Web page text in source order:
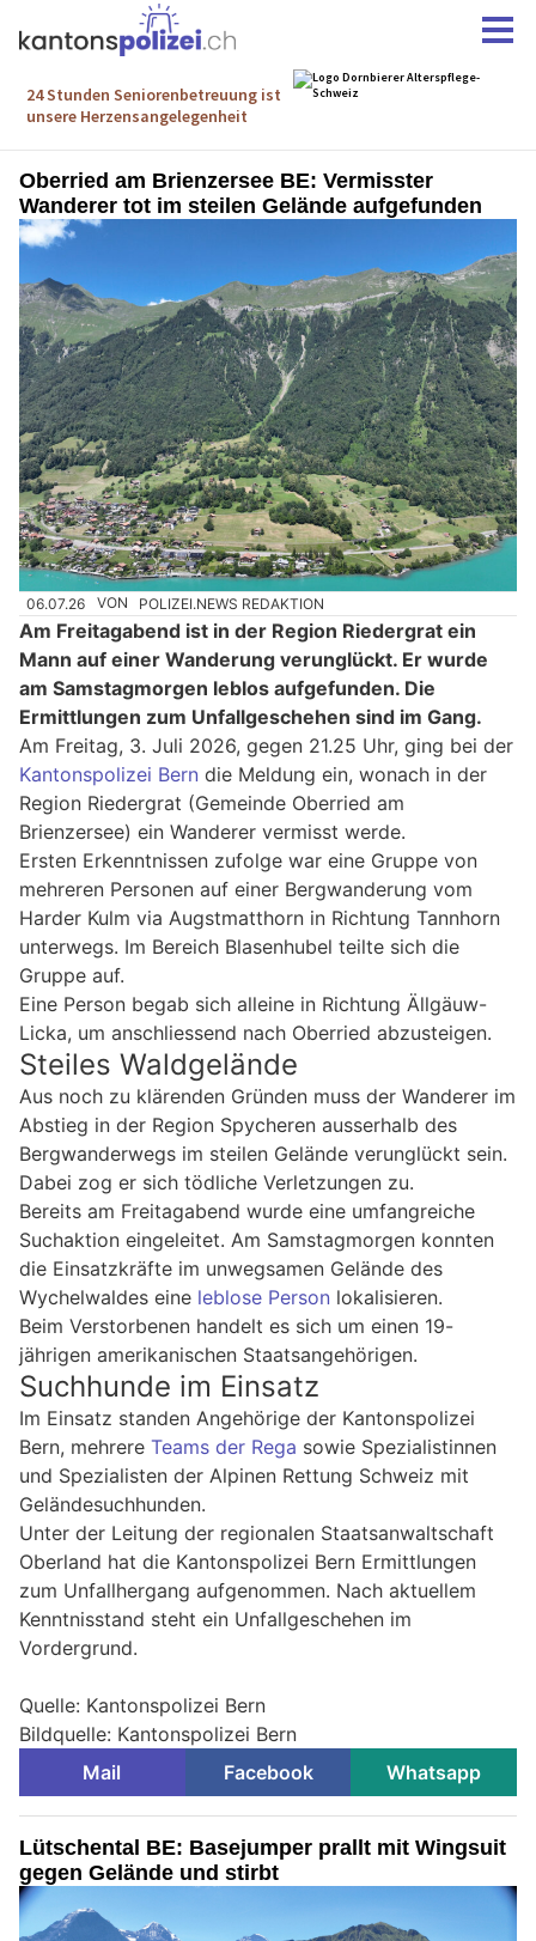
Oberried am Brienzersee BE: Vermisster
Wanderer tot im steilen Gelände aufgefunden
06.07.26 VON POLIZEI.NEWS REDAKTION
Am Freitagabend ist in der Region Riedergrat ein
Mann auf einer Wanderung verunglückt. Er wurde
am Samstagmorgen leblos aufgefunden. Die
Ermittlungen zum Unfallgeschehen sind im Gang.
Am Freitag, 3. Juli 2026, gegen 21.25 Uhr, ging bei der
Kantonspolizei Bern die Meldung ein, wonach in der
Region Riedergrat (Gemeinde Oberried am
Brienzersee) ein Wanderer vermisst werde.
Ersten Erkenntnissen zufolge war eine Gruppe von
mehreren Personen auf einer Bergwanderung vom
Harder Kulm via Augstmatthorn in Richtung Tannhorn
unterwegs. Im Bereich Blasenhubel teilte sich die
Gruppe auf.
Eine Person begab sich alleine in Richtung Ällgäuw-
Licka, um anschliessend nach Oberried abzusteigen.
Steiles Waldgelände
Aus noch zu klärenden Gründen muss der Wanderer im
Abstieg in der Region Spycheren ausserhalb des
Bergwanderwegs im steilen Gelände verunglückt sein.
Dabei zog er sich tödliche Verletzungen zu.
Bereits am Freitagabend wurde eine umfangreiche
Suchaktion eingeleitet. Am Samstagmorgen konnten
die Einsatzkräfte im unwegsamen Gelände des
Wychelwaldes eine leblose Person lokalisieren.
Beim Verstorbenen handelt es sich um einen 19-
jährigen amerikanischen Staatsangehörigen.
Suchhunde im Einsatz
Im Einsatz standen Angehörige der Kantonspolizei
Bern, mehrere Teams der Rega sowie Spezialistinnen
und Spezialisten der Alpinen Rettung Schweiz mit
Geländesuchhunden.
Unter der Leitung der regionalen Staatsanwaltschaft
Oberland hat die Kantonspolizei Bern Ermittlungen
zum Unfallhergang aufgenommen. Nach aktuellem
Kenntnisstand steht ein Unfallgeschehen im
Vordergrund.
Quelle: Kantonspolizei Bern
Bildquelle: Kantonspolizei Bern
Mail
Facebook Whatsapp
Lütschental BE: Basejumper prallt mit Wingsuit
gegen Gelände und stirbt